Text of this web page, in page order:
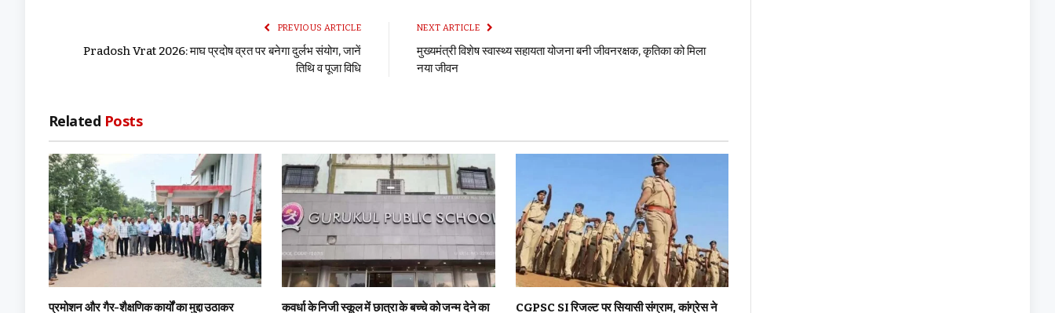
PREVIOUS ARTICLE
Pradosh Vrat 2026: माघ प्रदोष व्रत पर बनेगा दुर्लभ संयोग, जानें
तिथि व पूजा विधि
NEXT ARTICLE
मुख्यमंत्री विशेष स्वास्थ्य सहायता योजना बनी जीवनरक्षक, कृतिका को मिला
नया जीवन
Related Posts
प्रमोशन और गैर-शैक्षणिक कार्यों का मुद्दा उठाकर कवर्धा के निजी स्कूल में छात्रा के बच्चे को जन्म देने का CGPSC SI रिजल्ट पर सियासी संग्राम, कांग्रेस ने